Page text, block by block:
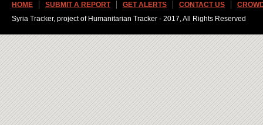
HOME SUBMIT A REPORT GET ALERTS CONTACT US
Syria Tracker, project of Humanitarian Tracker - 2017, All Rights Reserved